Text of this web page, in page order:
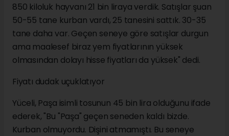
850 kiloluk hayvanı 21 bin liraya verdik. Satışlar şuan
50-55 tane kurban vardı, 25 tanesini sattık. 30-35
tane daha var. Geçen seneye göre satışlar durgun
ama maalesef biraz yem fiyatlarının yüksek
olmasından dolayı hisse fiyatları da yüksek" dedi.
Fiyatı dudak uçuklatıyor
Yüceli, Paşa isimli tosunun 45 bin lira olduğunu ifade
ederek, "Bu "Paşa" geçen seneden kaldı bizde.
Kurban olmuyordu. Dişini atmamıştı. Bu seneye